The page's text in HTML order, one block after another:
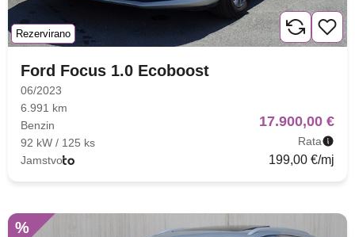
Rezervirano
Ford Focus 1.0 Ecoboost
06/2023
6.991 km
Benzin
92 kW / 125 ks
Jamstvo
17.900,00 €
Rata
199,00 €/mj
%